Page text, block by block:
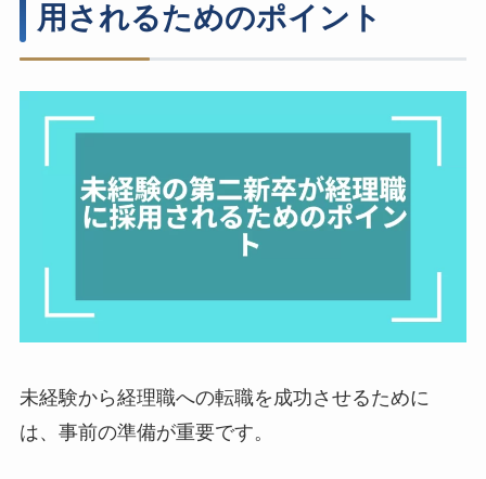
用されるためのポイント
未経験から経理職への転職を成功させるために
は、事前の準備が重要です。